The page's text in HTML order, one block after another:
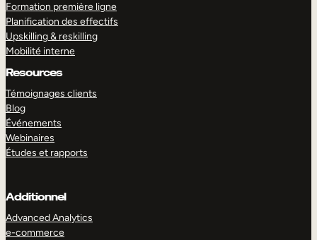
Formation première ligne
Planification des effectifs
Upskilling & reskilling
Mobilité interne
Resources
Témoignages clients
Blog
Événements
Webinaires
Études et rapports
Additionnel
Advanced Analytics
e-commerce